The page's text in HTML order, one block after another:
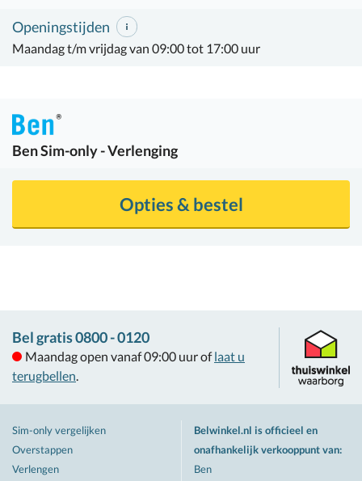
Openingstijden
Maandag t/m vrijdag van 09:00 tot 17:00 uur
BenSim-only - Verlenging
Opties & bestel
Bel gratis 0800 - 0120
Maandag open vanaf 09:00 uur of laat u
terugbellen.
Sim-only vergelijken
Overstappen
Verlengen
Belwinkel.nl is officieel en
onafhankelijk verkooppunt van:
Ben